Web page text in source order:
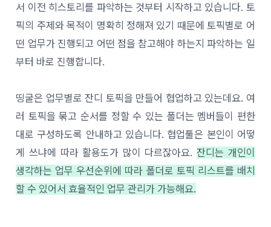
서 이전 히스토리를 파악하는 것부터 시작하고 있습니다. 토
픽의 주제와 목적이 명확히 정해져 있기 때문에 토픽별로 어
떤 업무가 진행되고 어떤 점을 참고해야 하는지 파악하는 일
부터 바로 진행합니다.
띵굴은 업무별로 잔디 토픽을 만들어 협업하고 있는데요. 여
러 토픽을 묶고 순서를 정할 수 있는 폴더는 멤버들이 편한
대로 구성하도록 안내하고 있습니다. 협업툴은 본인이 어떻
게 쓰냐에 따라 활용도가 많이 다르잖아요.잔디는 개인이
생각하는 업무 우선순위에 따라 폴더로 토픽 리스트를 배치
할 수 있어서 효율적인 업무 관리가 가능해요.